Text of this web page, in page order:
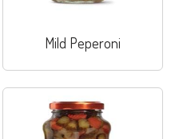
Mild Peperoni